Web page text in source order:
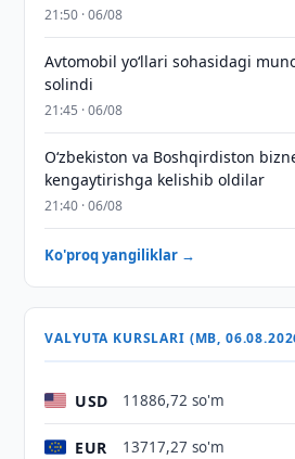
21:50 · 06/08
Avtomobil yo‘llari sohasidagi
solindi
21:45 · 06/08
Oʻzbekiston va Boshqirdiston
kengaytirishga kelishib oldilar
21:40 · 06/08
Ko'proq yangiliklar →
VALYUTA KURSLARI (MB,
USD 11886,72 so'm
EUR 13717,27 so'm